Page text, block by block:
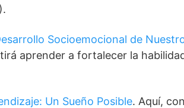
Socioemocional de
aprender a fortalecer la
Un Sueño Posible. Aquí,